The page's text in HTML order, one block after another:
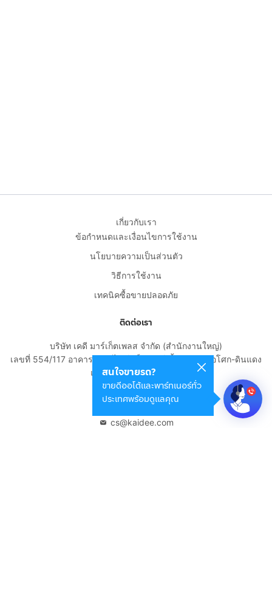
สนใจขายรถ?
ขายดีออโต้และพาร์ทเนอร์ทั่ว
ประเทศพร้อมดูแลคุณ
เกี่ยวกับเรา
ข้อกำหนดและเงื่อนไขการใช้งาน
นโยบายความเป็นส่วนตัว
วิธีการใช้งาน
เทคนิคซื้อขายปลอดภัย
ติดต่อเรา
บริษัท เคดี มาร์เก็ตเพลส จำกัด (สำนักงานใหญ่)
เลขที่ 554/117 อาคารสกายไนน์ เซ็นเตอร์ ชั้น 22 ถนนอโศก-ดินแดง
แขวงดินแดง เขตดินแดง
กรุงเทพมหานคร 10400
cs@kaidee.com